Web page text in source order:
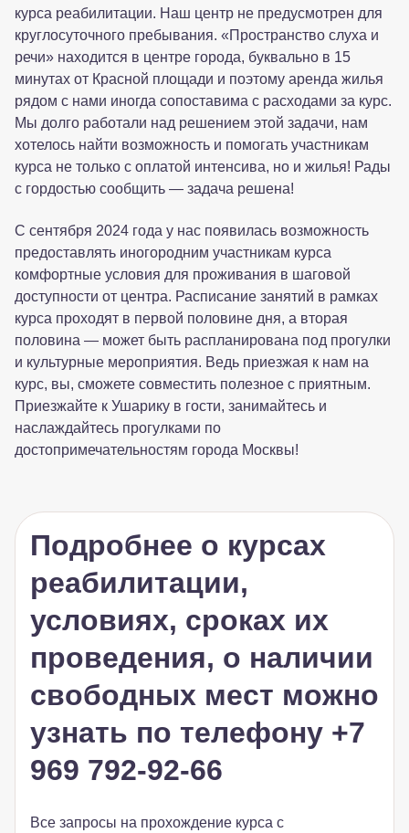
курса реабилитации. Наш центр не предусмотрен для
круглосуточного пребывания. «Пространство слуха и
речи» находится в центре города, буквально в 15
минутах от Красной площади и поэтому аренда жилья
рядом с нами иногда сопоставима с расходами за курс.
Мы долго работали над решением этой задачи, нам
хотелось найти возможность и помогать участникам
курса не только с оплатой интенсива, но и жилья! Рады
с гордостью сообщить — задача решена!
С сентября 2024 года у нас появилась возможность
предоставлять иногородним участникам курса
комфортные условия для проживания в шаговой
доступности от центра. Расписание занятий в рамках
курса проходят в первой половине дня, а вторая
половина — может быть распланирована под прогулки
и культурные мероприятия. Ведь приезжая к нам на
курс, вы, сможете совместить полезное с приятным.
Приезжайте к Ушарику в гости, занимайтесь и
наслаждайтесь прогулками по
достопримечательностям города Москвы!
Подробнее о курсах
реабилитации,
условиях, сроках их
проведения, о наличии
свободных мест можно
узнать по телефону +7
969 792-92-66
Все запросы на прохождение курса с